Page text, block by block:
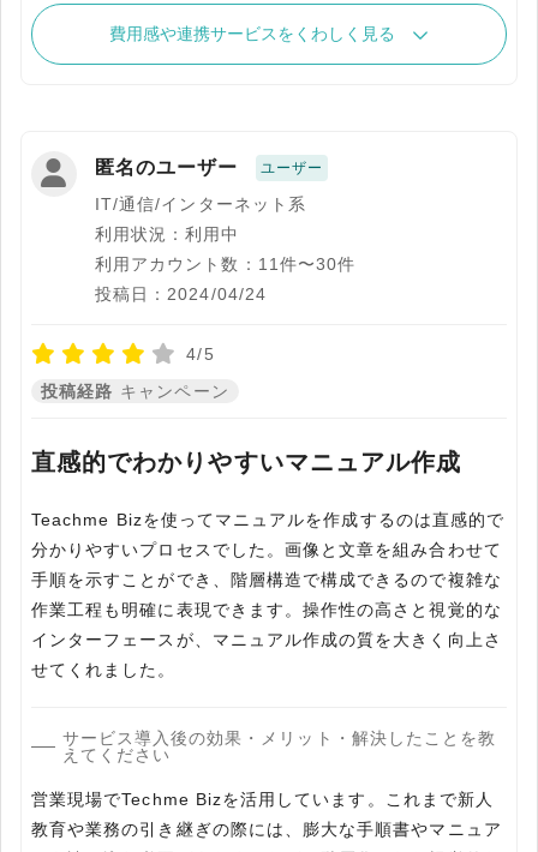
費用感や連携サービスをくわしく見る
匿名のユーザー ユーザー
IT/通信/インターネット系
利用状況：利用中
利用アカウント数：11件〜30件
投稿日：2024/04/24
4/5
投稿経路 キャンペーン
直感的でわかりやすいマニュアル作成
Teachme Bizを使ってマニュアルを作成するのは直感的で
分かりやすいプロセスでした。画像と文章を組み合わせて
手順を示すことができ、階層構造で構成できるので複雑な
作業工程も明確に表現できます。操作性の高さと視覚的な
インターフェースが、マニュアル作成の質を大きく向上さ
せてくれました。
サービス導入後の効果・メリット・解決したことを教
えてください
営業現場でTechme Bizを活用しています。これまで新人
教育や業務の引き継ぎの際には、膨大な手順書やマニュア